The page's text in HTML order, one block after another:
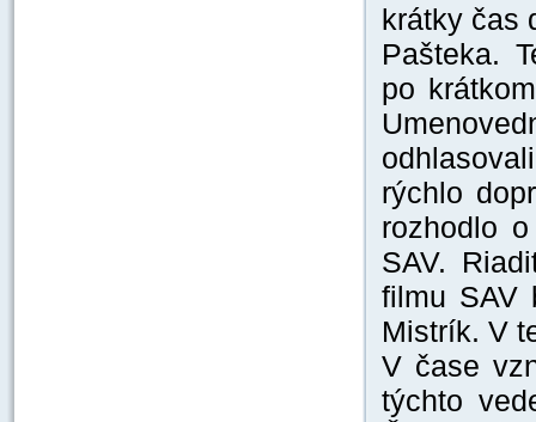
krátky čas
Pašteka.
po
rýchlo
rozhodlo
SAV.
filmu SAV
Mistrík. V
V čase
týchto